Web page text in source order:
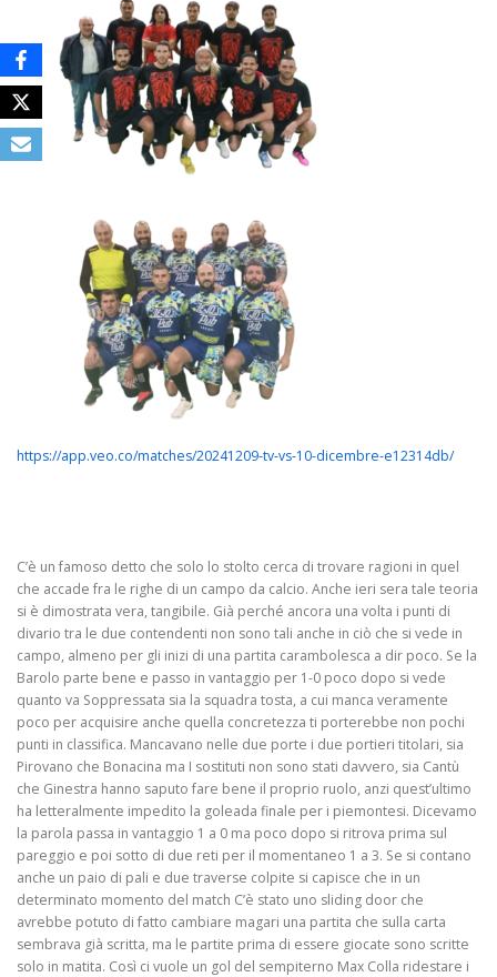
https://app.veo.co/matches/20241209-tv-vs-10-dicembre-e12314db/
C’è un famoso detto che solo lo stolto cerca di trovare ragioni in quel
che accade fra le righe di un campo da calcio. Anche ieri sera tale teoria
si è dimostrata vera, tangibile. Già perché ancora una volta i punti di
divario tra le due contendenti non sono tali anche in ciò che si vede in
campo, almeno per gli inizi di una partita carambolesca a dir poco. Se la
Barolo parte bene e passo in vantaggio per 1-0 poco dopo si vede
quanto va Soppressata sia la squadra tosta, a cui manca veramente
poco per acquisire anche quella concretezza ti porterebbe non pochi
punti in classifica. Mancavano nelle due porte i due portieri titolari, sia
Pirovano che Bonacina ma I sostituti non sono stati davvero, sia Cantù
che Ginestra hanno saputo fare bene il proprio ruolo, anzi quest’ultimo
ha letteralmente impedito la goleada finale per i piemontesi. Dicevamo
la parola passa in vantaggio 1 a 0 ma poco dopo si ritrova prima sul
pareggio e poi sotto di due reti per il momentaneo 1 a 3. Se si contano
anche un paio di pali e due traverse colpite si capisce che in un
determinato momento del match C’è stato uno sliding door che
avrebbe potuto di fatto cambiare magari una partita che sulla carta
sembrava già scritta, ma le partite prima di essere giocate sono scritte
solo in matita. Così ci vuole un gol del sempiterno Max Colla ridestare i